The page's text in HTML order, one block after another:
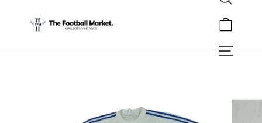
Rechercher
Navigation